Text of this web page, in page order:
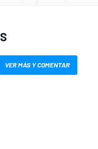
VER MÁS Y COMENTAR